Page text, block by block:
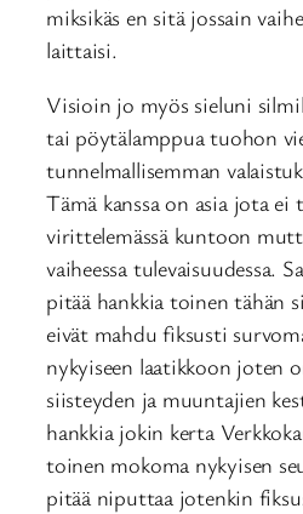
miksikäs en sitä jossain
laittaisi.
Visioin jo myös sieluni
tai pöytälamppua tuohon
tunnelmallisemman
Tämä kanssa on asia jota
virittelemässä kuntoon
vaiheessa tulevaisuudessa.
pitää hankkia toinen tähän
eivät mahdu fiksusti
nykyiseen laatikkoon joten
siisteyden ja muuntajien
hankkia jokin kerta
toinen mokoma nykyisen
pitää niputtaa jotenkin